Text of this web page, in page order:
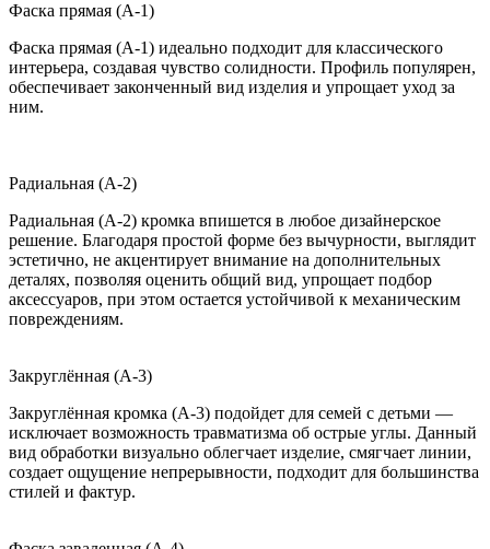
Фаска прямая (A-1)
Фаска прямая (A-1) идеально подходит для классического
интерьера, создавая чувство солидности. Профиль популярен,
обеспечивает законченный вид изделия и упрощает уход за
ним.
Радиальная (A-2)
Радиальная (A-2) кромка впишется в любое дизайнерское
решение. Благодаря простой форме без вычурности, выглядит
эстетично, не акцентирует внимание на дополнительных
деталях, позволяя оценить общий вид, упрощает подбор
аксессуаров, при этом остается устойчивой к механическим
повреждениям.
Закруглённая (A-3)
Закруглённая кромка (A-3) подойдет для семей с детьми —
исключает возможность травматизма об острые углы. Данный
вид обработки визуально облегчает изделие, смягчает линии,
создает ощущение непрерывности, подходит для большинства
стилей и фактур.